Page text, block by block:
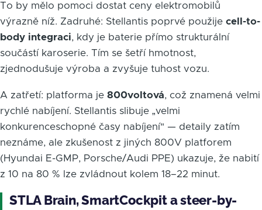
To by mělo pomoci dostat ceny elektromobilů
výrazně níž. Zadruhé: Stellantis poprvé použije cell-to-
body integraci, kdy je baterie přímo strukturální
součástí karoserie. Tím se šetří hmotnost,
zjednodušuje výroba a zvyšuje tuhost vozu.
A zatřetí: platforma je 800voltová, což znamená velmi
rychlé nabíjení. Stellantis slibuje „velmi
konkurenceschopné časy nabíjení" — detaily zatím
neznáme, ale zkušenost z jiných 800V platforem
(Hyundai E-GMP, Porsche/Audi PPE) ukazuje, že nabití
z 10 na 80 % lze zvládnout kolem 18–22 minut.
STLA Brain, SmartCockpit a steer-by-